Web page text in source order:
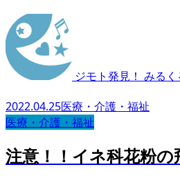
ジモト発見！ みる
2022.04.25医療・介護・福祉
医療・介護・福祉
注意！！イネ科花粉の